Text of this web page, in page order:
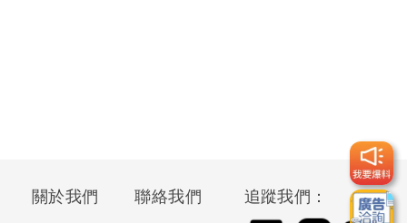
關於我們
聯絡我們
追蹤我們：